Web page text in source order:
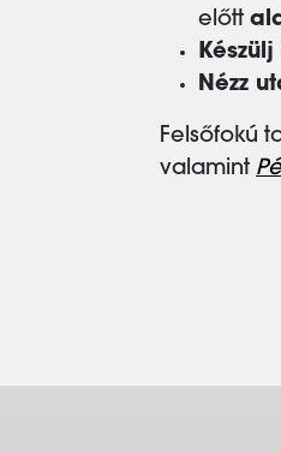
előtt
Nézz
Felsőfokú
valamint